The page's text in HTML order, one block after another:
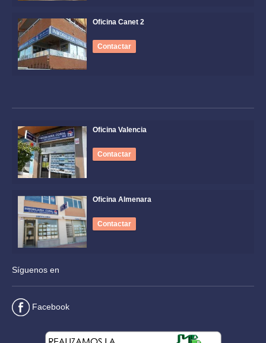
Oficina Canet 2
Contactar
Oficina Valencia
Contactar
Oficina Almenara
Contactar
Síguenos en
Facebook